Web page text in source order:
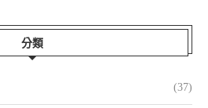
分類
(37)